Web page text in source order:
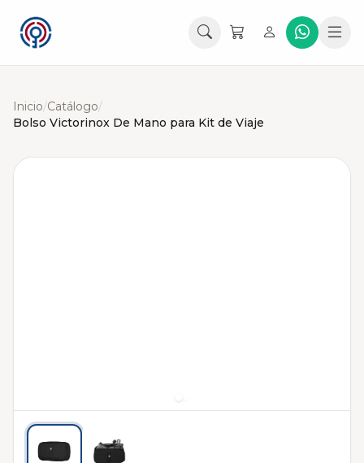
Inicio/Catálogo/
Bolso Victorinox De Mano para Kit de Viaje